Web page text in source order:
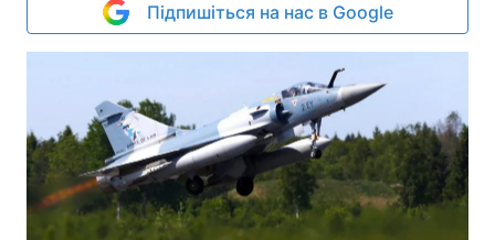
Підпишіться на нас в Google